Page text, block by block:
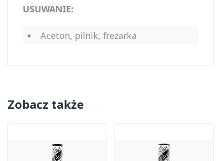
USUWANIE:
Aceton, pilnik, frezarka
Zobacz także